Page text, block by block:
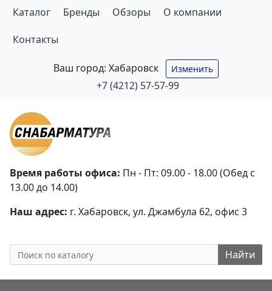
Каталог Бренды Обзоры О компании
Контакты
Ваш город: Хабаровск Изменить
+7 (4212) 57-57-99
Время работы офиса: Пн - Пт: 09.00 - 18.00 (Обед с
13.00 до 14.00)
Наш адрес: г. Хабаровск, ул. Джамбула 62, офис 3
Найти